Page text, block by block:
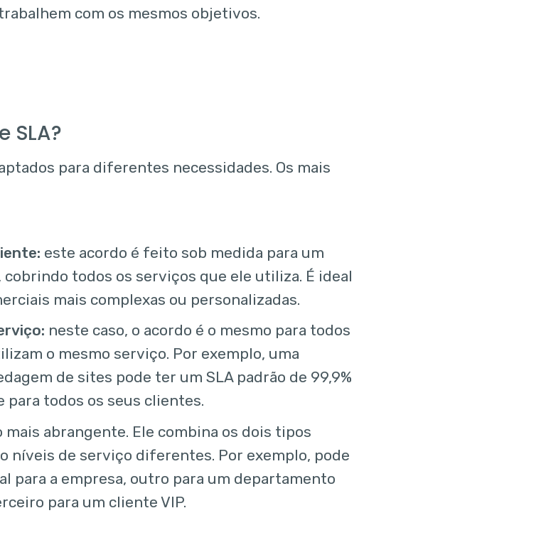
com os mesmos objetivos.
SLA?
para diferentes necessidades. Os mais
este acordo é feito sob medida para um
todos os serviços que ele utiliza. É ideal
mais complexas ou personalizadas.
neste caso, o acordo é o mesmo para todos
o mesmo serviço. Por exemplo, uma
de sites pode ter um SLA padrão de 99,9%
para todos os seus clientes.
mais abrangente. Ele combina os dois tipos
níveis de serviço diferentes. Por exemplo, pode
para a empresa, outro para um departamento
para um cliente VIP.